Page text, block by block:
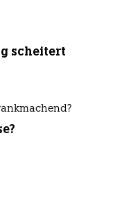
scheitert